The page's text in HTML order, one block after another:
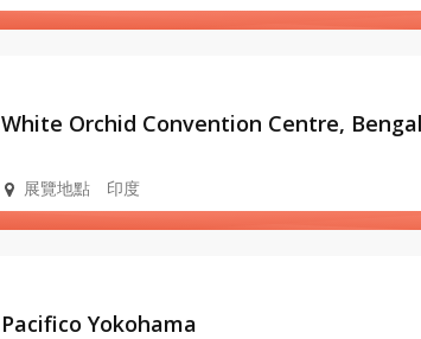
White Orchid Convention Centre,
展覽地點 印度
Pacifico Yokohama